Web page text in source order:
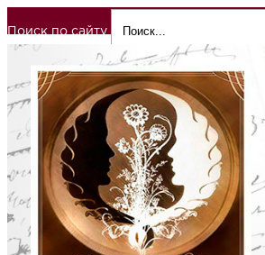
Поиск по сайту